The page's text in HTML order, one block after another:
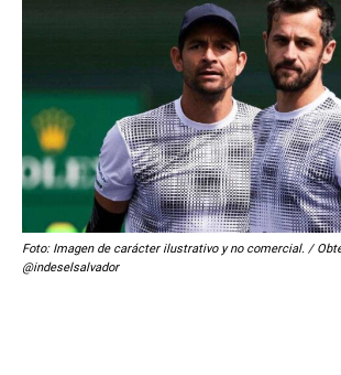
Foto: Imagen de carácter ilustrativo y no comercial. /
@indeselsalvador